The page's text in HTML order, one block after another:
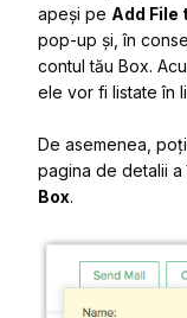
apeși pe Add File
pop-up și, în
contul tău Box.
ele vor fi listate în
De asemenea,
pagina de detalii a
Box.